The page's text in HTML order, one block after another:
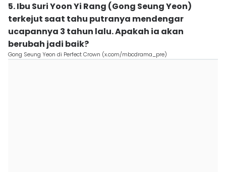
5. Ibu Suri Yoon Yi Rang (Gong Seung Yeon)
terkejut saat tahu putranya mendengar
ucapannya 3 tahun lalu. Apakah ia akan
berubah jadi baik?
Gong Seung Yeon di Perfect Crown (x.com/mbcdrama_pre)